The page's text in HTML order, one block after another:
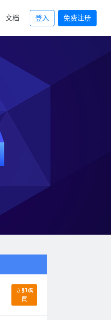
文档 登入 免费注册
立即購
買